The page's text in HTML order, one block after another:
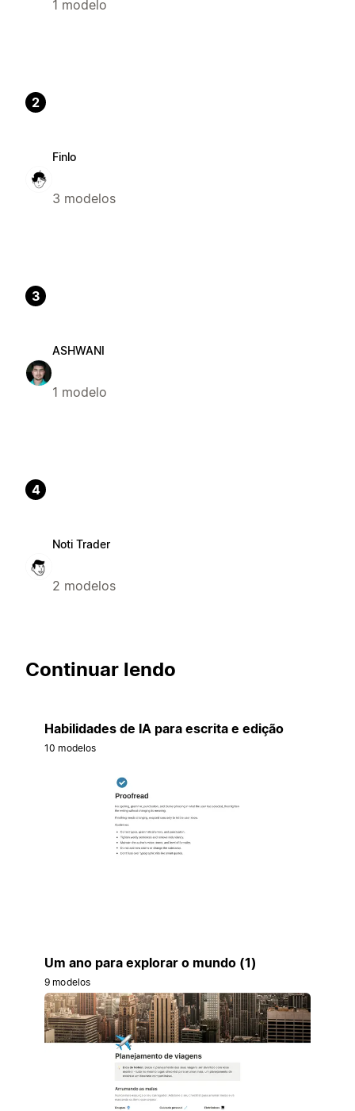
1 modelo
2
Finlo
3 modelos
3
ASHWANI
1 modelo
4
Noti Trader
2 modelos
Continuar lendo
Habilidades de IA para escrita e edição
10 modelos
Um ano para explorar o mundo (1)
9 modelos